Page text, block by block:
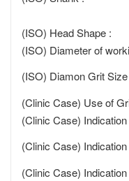
(ISO) Head Shape :
(ISO) Diameter of
(ISO) Diamon Grit
(Clinic Case) Use of
(Clinic Case) Indication
(Clinic Case) Indication
(Clinic Case) Indication